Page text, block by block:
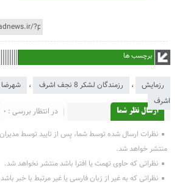
برچسب ها
رزمایش ، رزمندگان لشکر 8 نجف اشرف ، شهرضا
اشرف
ارسال نظر شما
در انتظار بررسی : 0
نظرات ارسال شده توسط شما، پس از تایید توسط
منتشر خواهد شد.
نظراتی که حاوی تهمت یا افترا باشد منتشر نخواهد شد.
نظراتی که به غیر از زبان فارسی یا غیر مرتبط با خبر